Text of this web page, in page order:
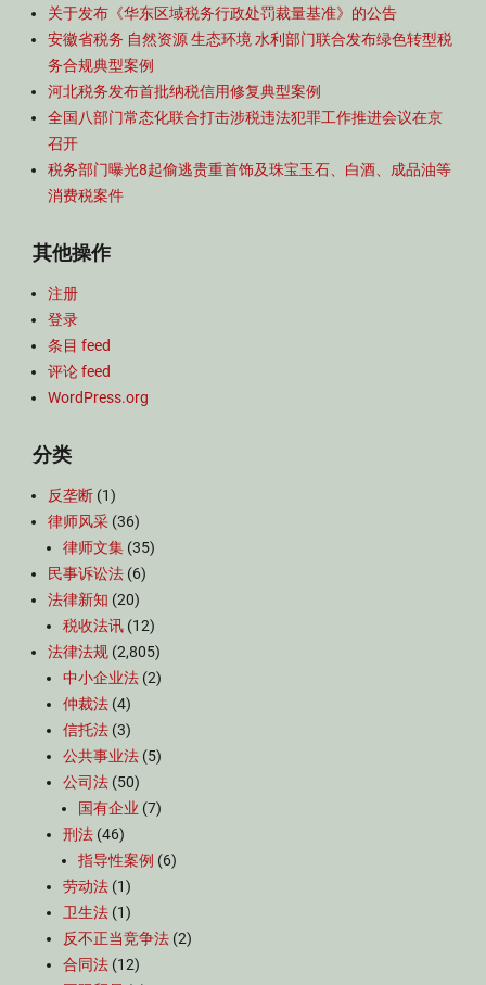
关于发布《华东区域税务行政处罚裁量基准》的公告
安徽省税务 自然资源 生态环境 水利部门联合发布绿色转型税
务合规典型案例
河北税务发布首批纳税信用修复典型案例
全国八部门常态化联合打击涉税违法犯罪工作推进会议在京
召开
税务部门曝光8起偷逃贵重首饰及珠宝玉石、白酒、成品油等
消费税案件
其他操作
注册
登录
条目 feed
评论 feed
WordPress.org
分类
反垄断 (1)
律师风采 (36)
律师文集 (35)
民事诉讼法 (6)
法律新知 (20)
税收法讯 (12)
法律法规 (2,805)
中小企业法 (2)
仲裁法 (4)
信托法 (3)
公共事业法 (5)
公司法 (50)
国有企业 (7)
刑法 (46)
指导性案例 (6)
劳动法 (1)
卫生法 (1)
反不正当竞争法 (2)
合同法 (12)